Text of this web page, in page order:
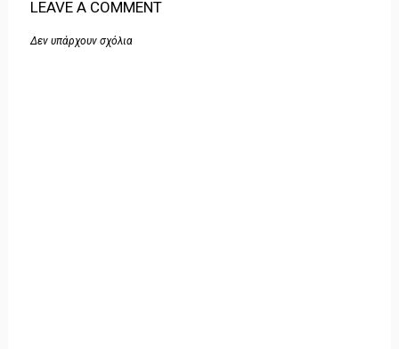
LEAVE A COMMENT
Δεν υπάρχουν σχόλια